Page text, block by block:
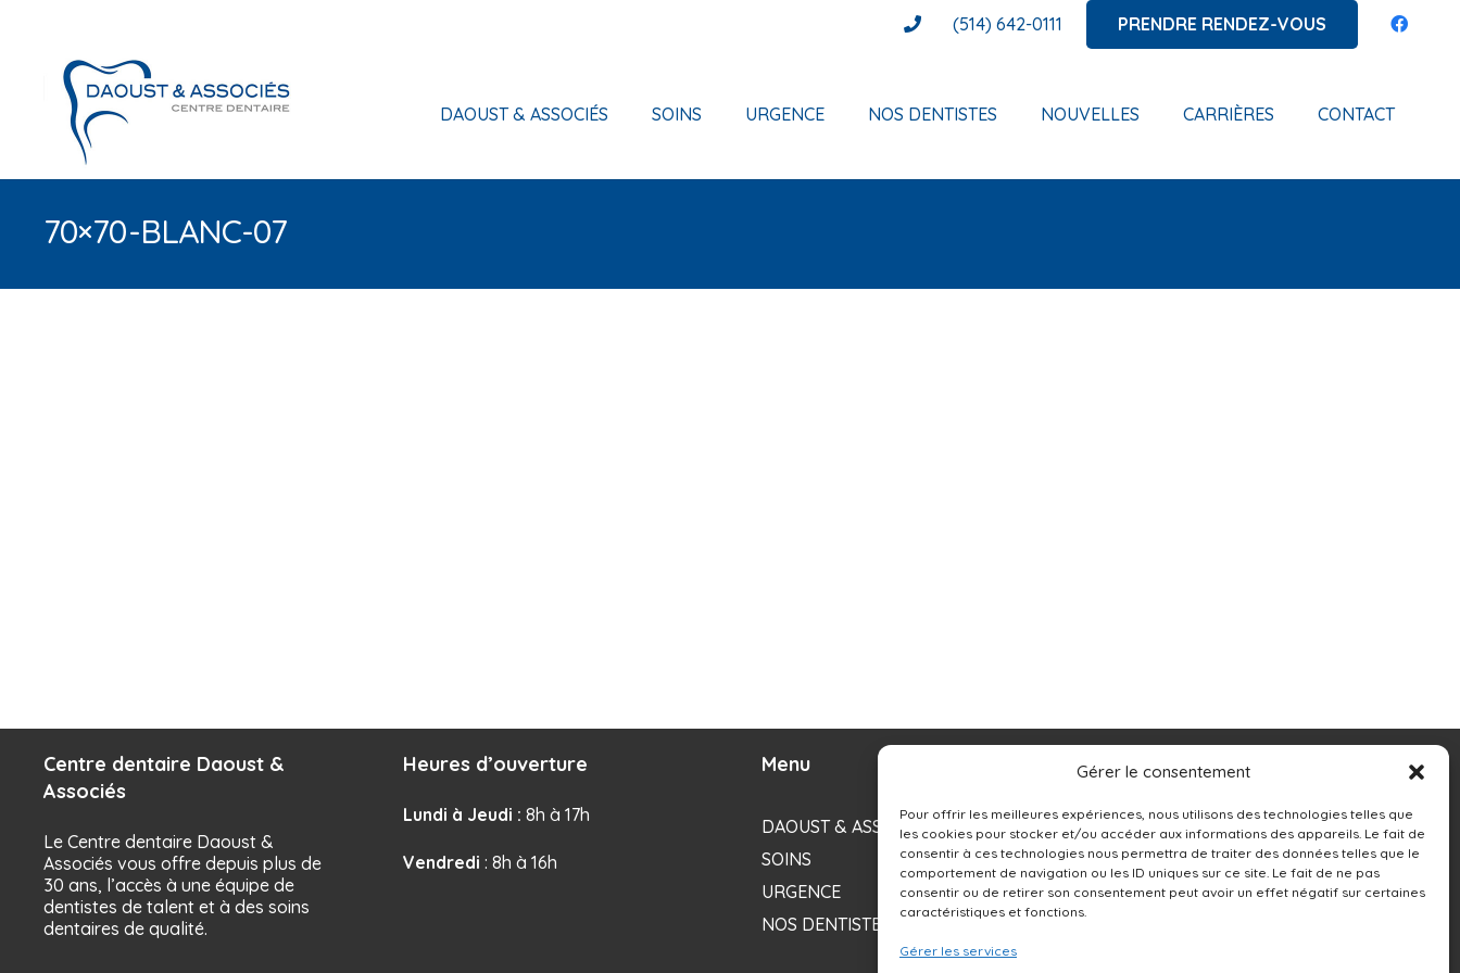
Gérer le consentement
Pour offrir les meilleures expériences, nous utilisons des technologies telles que
les cookies pour stocker et/ou accéder aux informations des appareils. Le fait de
consentir à ces technologies nous permettra de traiter des données telles que le
comportement de navigation ou les ID uniques sur ce site. Le fait de ne pas
consentir ou de retirer son consentement peut avoir un effet négatif sur certaines
caractéristiques et fonctions.
Gérer les services
(514) 642-0111 PRENDRE RENDEZ-VOUS
DAOUST & ASSOCIÉS SOINS URGENCE NOS DENTISTES NOUVELLES CARRIÈRES CONTACT
70×70-BLANC-07
Centre dentaire Daoust &
Associés
Le Centre dentaire Daoust &
Associés vous offre depuis plus de
30 ans, l’accès à une équipe de
dentistes de talent et à des soins
dentaires de qualité.
Heures d’ouverture
Lundi à Jeudi : 8h à 17h
Vendredi : 8h à 16h
Menu
DAOUST & ASSOCIÉS
SOINS
URGENCE
NOS DENTISTES
Contacts
13250 rue Sherbrooke Est,
Montréal, QC H1A 4X9
514-642-0111